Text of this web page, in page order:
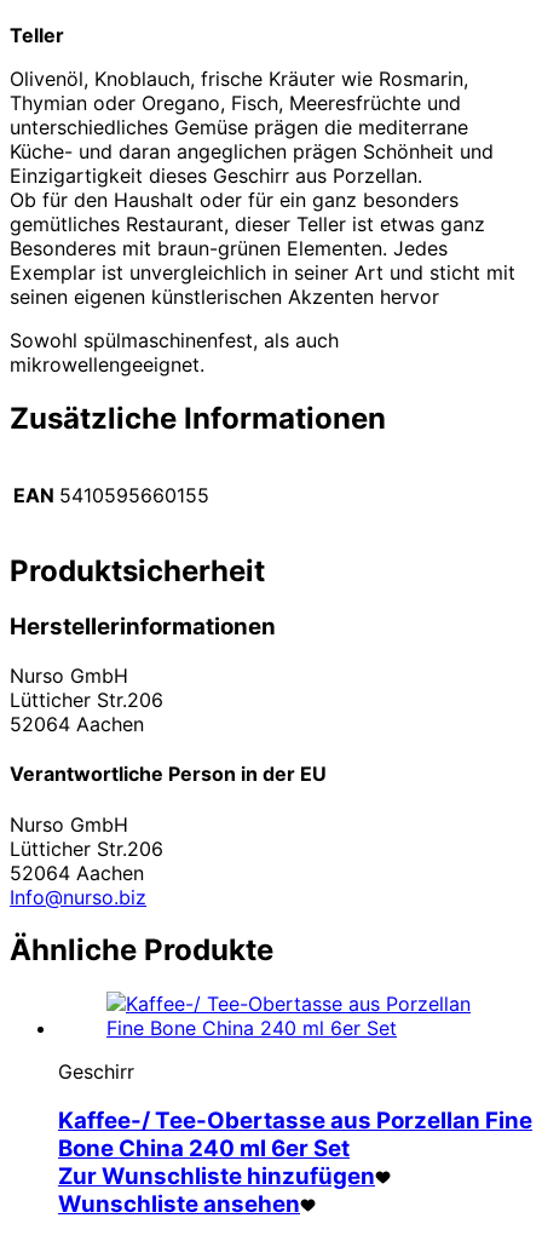
Teller
Olivenöl, Knoblauch, frische Kräuter wie Rosmarin,
Thymian oder Oregano, Fisch, Meeresfrüchte und
unterschiedliches Gemüse prägen die mediterrane
Küche- und daran angeglichen prägen Schönheit und
Einzigartigkeit dieses Geschirr aus Porzellan.
Ob für den Haushalt oder für ein ganz besonders
gemütliches Restaurant, dieser Teller ist etwas ganz
Besonderes mit braun-grünen Elementen. Jedes
Exemplar ist unvergleichlich in seiner Art und sticht mit
seinen eigenen künstlerischen Akzenten hervor
Sowohl spülmaschinenfest, als auch
mikrowellengeeignet.
Zusätzliche Informationen
EAN 5410595660155
Produktsicherheit
Herstellerinformationen
Nurso GmbH
Lütticher Str.206
52064 Aachen
Verantwortliche Person in der EU
Nurso GmbH
Lütticher Str.206
52064 Aachen
Info@nurso.biz
Ähnliche Produkte
Geschirr
Kaffee-/ Tee-Obertasse aus Porzellan Fine
Bone China 240 ml 6er Set
Zur Wunschliste hinzufügen
Wunschliste ansehen